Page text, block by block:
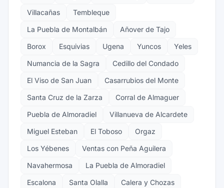
Villacañas
Tembleque
La Puebla de Montalbán
Añover de Tajo
Borox
Esquivias Ugena Yuncos
Yeles
Numancia de la Sagra
Cedillo del Condado
El Viso de San Juan
Casarrubios del Monte
Santa Cruz de la Zarza
Corral de Almaguer
Puebla de Almoradiel
Villanueva de Alcardete
Miguel Esteban
El Toboso
Orgaz
Los Yébenes
Ventas con Peña Aguilera
Navahermosa
La Puebla de Almoradiel
Escalona
Santa Olalla Calera y Chozas